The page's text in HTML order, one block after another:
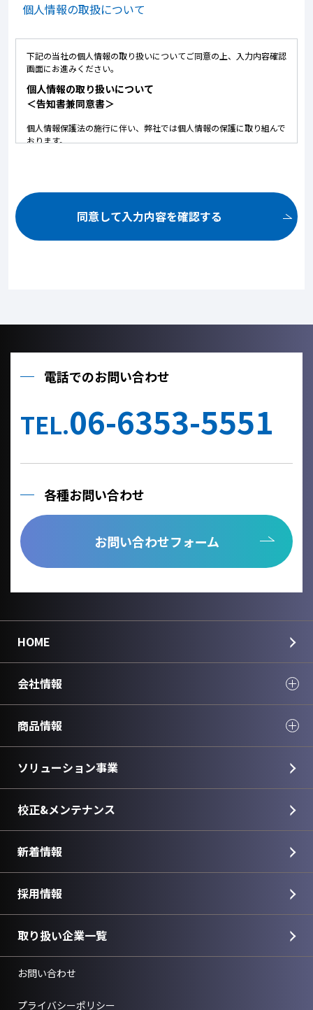
個人情報の取扱について
下記の当社の個人情報の取り扱いについてご同意の上、入力内容確認
画面にお進みください。
個人情報の取り扱いについて
＜告知書兼同意書＞
個人情報保護法の施行に伴い、弊社では個人情報の保護に取り組んで
おります。
お問い合せ頂いた内容に関して、必要な書類の郵送のため。
ん。
利用目的の達成に必要な範囲内において、個人情報の取扱いを他
他の事業者へ個人情報を委託する場合は、個人情報保護体制が整
を締結いたします。
当社への個人情報の利用目的の通知、開示、内容の訂正、追加ま
報の取り扱いに関する苦情は、以下の連絡先までご連絡くださ
Cookie情報としましては、今後のより良い情報提供を目指す為の
個人情報のご入力は任意ですが、正しく入力されていない場合に
国華電機株式会社
同意して入力内容を確認する
電話でのお問い合わせ
TEL.06-6353-5551
各種お問い合わせ
お問い合わせフォーム
HOME
会社情報
商品情報
ソリューション事業
校正&メンテナンス
新着情報
採用情報
取り扱い企業一覧
お問い合わせ
プライバシーポリシー